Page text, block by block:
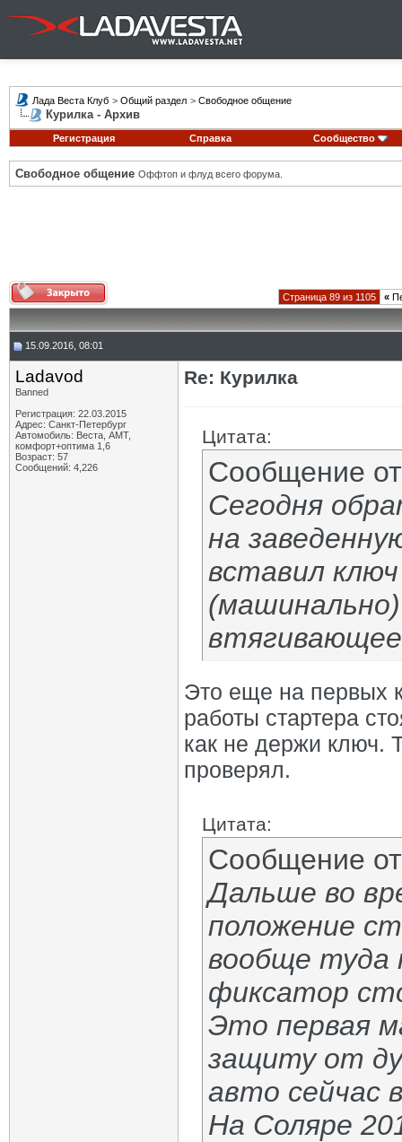
Лада Веста Клуб > Общий раздел > Свободное общение
Курилка - Архив
Регистрация Справка Сообщество
Свободное общение Оффтоп и флуд всего форума.
Страница 89 из 1105 «
15.09.2016, 08:01
Ladavod
Banned
Регистрация: 22.03.2015
Адрес: Санкт-Петербург
Автомобиль: Веста, АМТ,
комфорт+оптима 1,6
Возраст: 57
Сообщений: 4,226
Re: Курилка
Цитата:
Сообщение
Сегодня
на
вставил
Это еще на первых
работы стартера
как не держи ключ.
проверял.
Цитата:
Сообщение
Дальше во
положение
вообще туда
фиксатор
Это первая
защиту от
авто сейчас
На Соляре